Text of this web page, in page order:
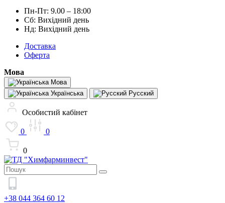
Пн-Пт: 9.00 – 18:00
Сб: Вихідний день
Нд: Вихідний день
Доставка
Оферта
Мова
Мова
Українська
Русский
Особистий кабінет
0 0
0
+38 044 364 60 12